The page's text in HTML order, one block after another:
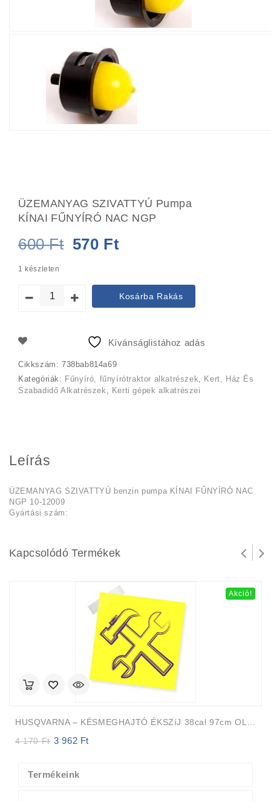
ÜZEMANYAG SZIVATTYÚ Pumpa
KÍNAI FŰNYÍRÓ NAC NGP
600Ft Original
was:
600 Ft.
570 Ft
is:
570 Ft.
1 készleten
Kosárba Rakás
Kívánságlistához adás
Cikkszám: 738bab814a69
Kategóriák: Fűnyíró, fűnyírótraktor alkatrészek, Kert, Ház És
Szabadidő Alkatrészek , Kerti gépek alkatrészei
Leírás
ÜZEMANYAG SZIVATTYÚ benzin pumpa KÍNAI FŰNYÍRÓ NAC
NGP 10-12009
Gyártási szám:
Kapcsolódó Termékek
Akció!
4 170Ft Original
4
3 962 Ft
Termékeink